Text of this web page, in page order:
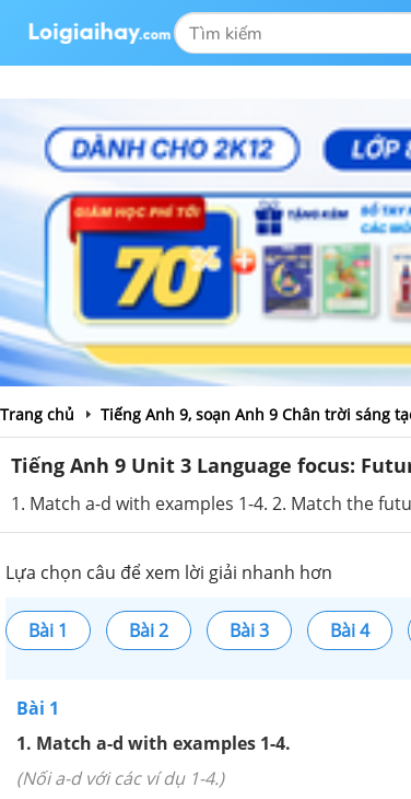
Trang chủ Tiếng Anh 9, soạn Anh 9 Chân trời sáng
Tiếng Anh 9 Unit 3 Language focus:
1. Match a-d with examples 1-4. 2. Match the
Lựa chọn câu để xem lời giải nhanh hơn
Bài 1 Bài 2 Bài 3 Bài 4
Bài 1
1. Match a-d with examples 1-4.
(Nối a-d với các ví dụ 1-4.)